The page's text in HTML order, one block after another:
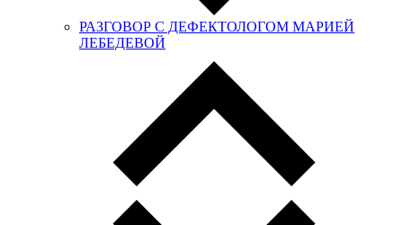
РАЗГОВОР С ДЕФЕКТОЛОГОМ МАРИЕЙ
ЛЕБЕДЕВОЙ